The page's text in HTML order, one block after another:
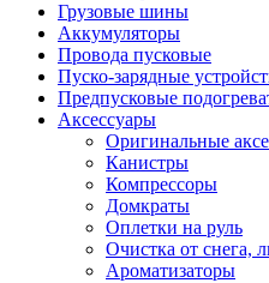
Грузовые шины
Аккумуляторы
Провода пусковые
Пуско-зарядные
Предпусковые
Аксессуары
Оригинальные
Канистры
Компрессоры
Домкраты
Оплетки на руль
Очистка от снега,
Ароматизаторы